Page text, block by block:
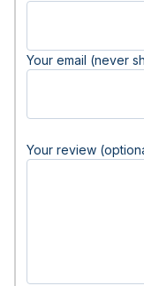
Your email (never
Your review